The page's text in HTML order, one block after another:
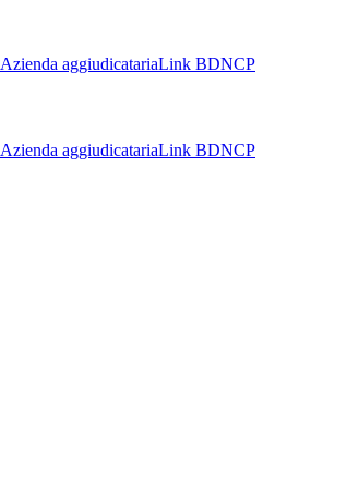
Azienda aggiudicatariaLink BDNCP
Azienda aggiudicatariaLink BDNCP